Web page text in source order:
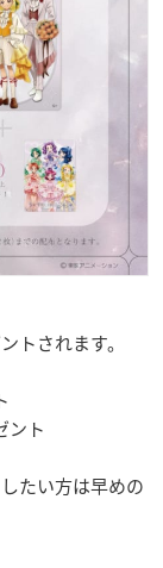
トされます。
ント
たい方は早めの